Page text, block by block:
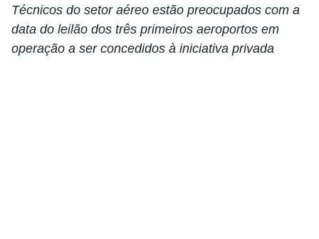
Técnicos do setor aéreo estão preocupados com a
data do leilão dos três primeiros aeroportos em
operação a ser concedidos à iniciativa privada